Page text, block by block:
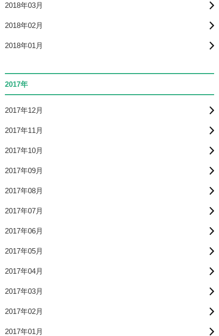
2018年03月
2018年02月
2018年01月
2017年
2017年12月
2017年11月
2017年10月
2017年09月
2017年08月
2017年07月
2017年06月
2017年05月
2017年04月
2017年03月
2017年02月
2017年01月